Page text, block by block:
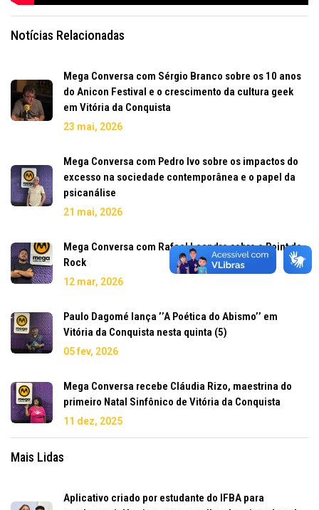
Notícias Relacionadas
Mega Conversa com Sérgio Branco sobre os 10 anos
do Anicon Festival e o crescimento da cultura geek
em Vitória da Conquista
23 mai, 2026
Mega Conversa com Pedro Ivo sobre os impactos do
excesso na sociedade contemporânea e o papel da
psicanálise
21 mai, 2026
Mega Conversa com Rafael Leandro sobre o Point do
Rock
12 mar, 2026
Paulo Dagomé lança ’’A Poética do Abismo’’ em
Vitória da Conquista nesta quinta (5)
05 fev, 2026
Mega Conversa recebe Cláudia Rizo, maestrina do
primeiro Natal Sinfônico de Vitória da Conquista
11 dez, 2025
Mais Lidas
Aplicativo criado por estudante do IFBA para